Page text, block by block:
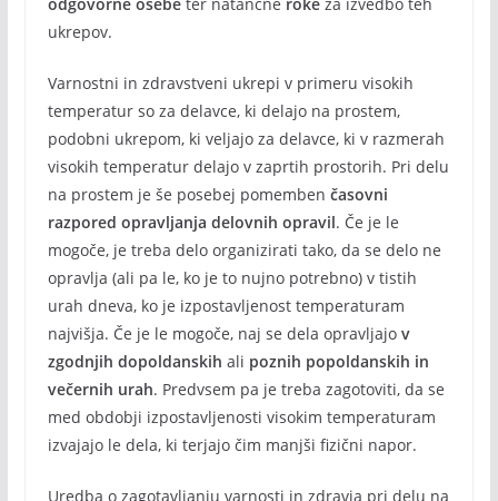
ukrepov.
Varnostni in zdravstveni ukrepi v primeru visokih
temperatur so za delavce, ki delajo na prostem,
podobni ukrepom, ki veljajo za delavce, ki v razmerah
visokih temperatur delajo v zaprtih prostorih. Pri delu
na prostem je še posebej pomemben časovni
razpored opravljanja delovnih opravil. Če je le
mogoče, je treba delo organizirati tako, da se delo ne
opravlja (ali pa le, ko je to nujno potrebno) v tistih
urah dneva, ko je izpostavljenost temperaturam
najvišja. Če je le mogoče, naj se dela opravljajo v
zgodnjih dopoldanskih ali poznih popoldanskih in
večernih urah. Predvsem pa je treba zagotoviti, da se
med obdobji izpostavljenosti visokim temperaturam
izvajajo le dela, ki terjajo čim manjši fizični napor.
Uredba o zagotavljanju varnosti in zdravja pri delu na